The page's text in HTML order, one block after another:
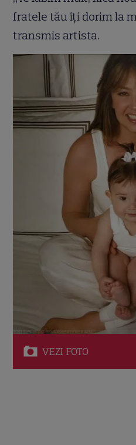
fratele tău îți dorim la
transmis artista.
VEZI FOTO